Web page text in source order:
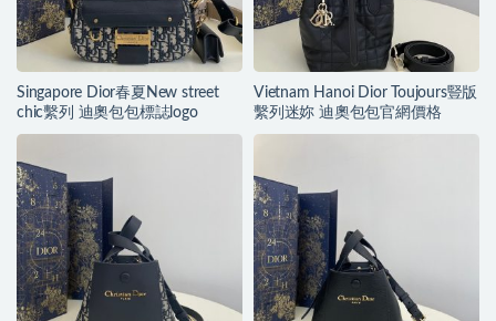
Singapore Dior春夏New street
chic繫列 迪奧包包標誌logo
Vietnam Hanoi Dior Toujours豎版
繫列迷妳 迪奧包包官網價格